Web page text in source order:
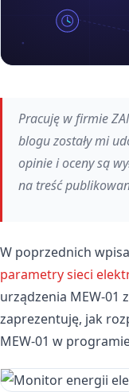
Pracuję w firmie
blogu zostały mi
opinie i oceny są
na treść
W poprzednich
parametry sieci
urządzenia MEW-01
zaprezentuję, jak
MEW-01 w